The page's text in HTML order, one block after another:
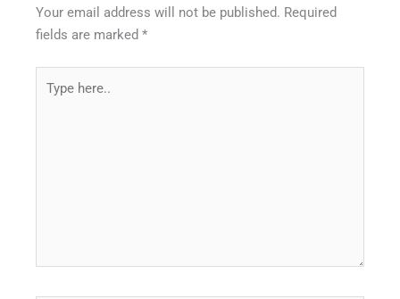
Your email address will not be published. Required
fields are marked*
here..